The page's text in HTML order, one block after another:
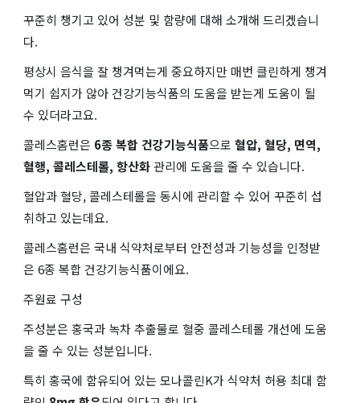
꾸준히 챙기고 있어 성분 및 함량에 대해 소개해 드리겠습니
다.
평상시 음식을 잘 챙겨먹는게 중요하지만 매번 클린하게 챙겨
먹기 쉽지가 않아 건강기능식품의 도움을 받는게 도움이 될
수 있더라고요.
콜레스홈런은 6종 복합 건강기능식품으로 혈압, 혈당, 면역,
혈행, 콜레스테롤, 항산화관리에 도움을 줄 수 있습니다.
혈압과 혈당, 콜레스테롤을 동시에 관리할 수 있어 꾸준히 섭
취하고 있는데요.
콜레스홈런은 국내 식약처로부터 안전성과 기능성을 인정받
은 6종 복합 건강기능식품이에요.
주원료 구성
주성분은 홍국과 녹차 추출물로 혈중 콜레스테롤 개선에 도움
을 줄 수 있는 성분입니다.
특히 홍국에 함유되어 있는 모나콜린K가 식약처 허용 최대 함